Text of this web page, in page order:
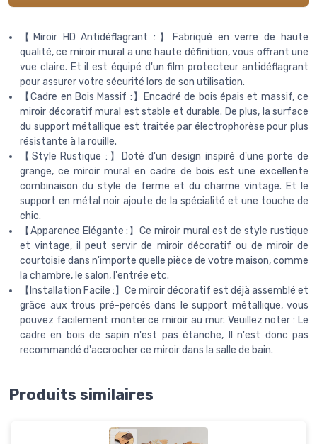
【Miroir HD Antidéflagrant :】Fabriqué en verre de haute
qualité, ce miroir mural a une haute définition, vous offrant une
vue claire. Et il est équipé d'un film protecteur antidéflagrant
pour assurer votre sécurité lors de son utilisation.
【Cadre en Bois Massif :】Encadré de bois épais et massif, ce
miroir décoratif mural est stable et durable. De plus, la surface
du support métallique est traitée par électrophorèse pour plus
résistante à la rouille.
【Style Rustique :】Doté d'un design inspiré d'une porte de
grange, ce miroir mural en cadre de bois est une excellente
combinaison du style de ferme et du charme vintage. Et le
support en métal noir ajoute de la spécialité et une touche de
chic.
【Apparence Elégante :】Ce miroir mural est de style rustique
et vintage, il peut servir de miroir décoratif ou de miroir de
courtoisie dans n'importe quelle pièce de votre maison, comme
la chambre, le salon, l'entrée etc.
【Installation Facile :】Ce miroir décoratif est déjà assemblé et
grâce aux trous pré-percés dans le support métallique, vous
pouvez facilement monter ce miroir au mur. Veuillez noter : Le
cadre en bois de sapin n'est pas étanche, Il n'est donc pas
recommandé d'accrocher ce miroir dans la salle de bain.
Produits similaires